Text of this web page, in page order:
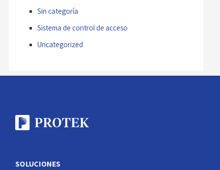
Sin categoría
Sistema de control de acceso
Uncategorized
SOLUCIONES